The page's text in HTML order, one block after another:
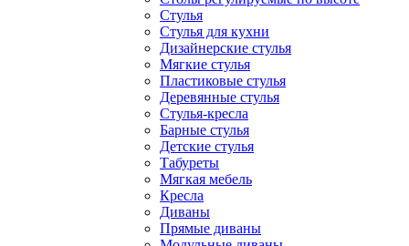
Стулья
Стулья для кухни
Дизайнерские стулья
Мягкие стулья
Пластиковые стулья
Деревянные стулья
Стулья-кресла
Барные стулья
Детские стулья
Табуреты
Мягкая мебель
Кресла
Диваны
Прямые диваны